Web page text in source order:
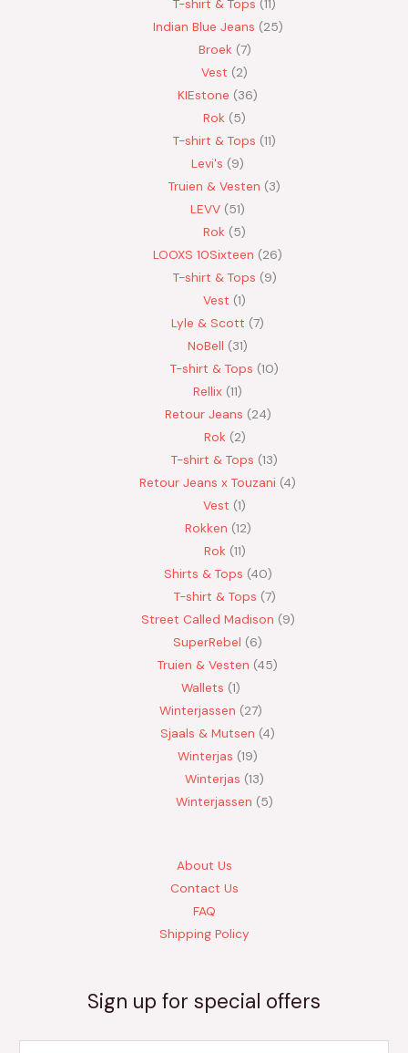
T-shirt & Tops 11
Indian Blue Jeans 25
Broek 7
Vest
2
KIEstone
36
Rok 5
T-shirt & Tops 11
Levi's
9
Truien & Vesten
3
LEVV 51
Rok 5
LOOXS 10Sixteen
26
T-shirt & Tops 9
Vest 1
Lyle & Scott 7
NoBell
31
T-shirt & Tops 10
Rellix 11
Retour Jeans 24
Rok 2
T-shirt & Tops 13
Retour Jeans x Touzani 4
Vest 1
Rokken 12
Rok 11
Shirts & Tops 40
T-shirt & Tops 7
Street Called Madison 9
SuperRebel
6
Truien & Vesten 45
Wallets 1
Winterjassen
27
Sjaals & Mutsen 4
Winterjas 19
Winterjas 13
Winterjassen
5
About Us
Contact Us
FAQ
Shipping Policy
Sign up for special offers